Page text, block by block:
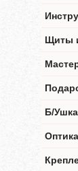
Щиты
Б/Ушка
Оптика